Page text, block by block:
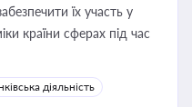
їх участь у
країни сферах під час
діяльність